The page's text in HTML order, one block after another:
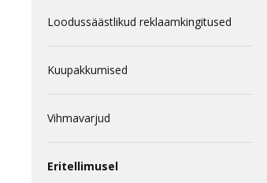
Loodussäästlikud reklaamkingitused
Kuupakkumised
Vihmavarjud
Eritellimusel